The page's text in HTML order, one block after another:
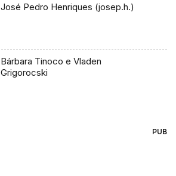
José Pedro Henriques (josep.h.)
Bárbara Tinoco e Vladen
Grigorocski
PUB